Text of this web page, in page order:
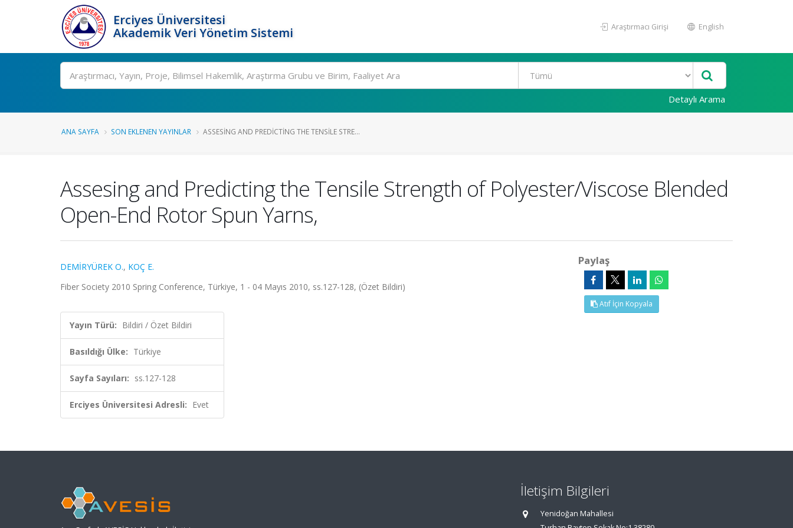
Erciyes Üniversitesi
Akademik Veri Yönetim Sistemi
Araştırmacı Girişi English
Ara
Detaylı Arama
ANA SAYFA SON EKLENEN YAYINLAR ASSESING AND PREDICTING THE TENSILE STRE...
Assesing and Predicting the Tensile Strength of Polyester/Viscose Blended
Open-End Rotor Spun Yarns,
DEMİRYÜREK O., KOÇ E.
Fiber Society 2010 Spring Conference, Türkiye, 1 - 04 Mayıs 2010, ss.127-128, (Özet Bildiri)
Yayın Türü: Bildiri / Özet Bildiri
Basıldığı Ülke: Türkiye
Sayfa Sayıları: ss.127-128
Erciyes Üniversitesi Adresli: Evet
Paylaş
Atıf İçin Kopyala
İletişim Bilgileri
Yenidoğan Mahallesi